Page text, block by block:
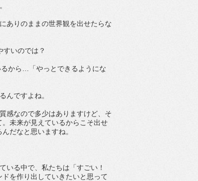
ありのままの世界観を出せたらな
すいのでは？
から…「やっとできるようにな
んですよね。
感なので多少はありますけど、そ
未来が見えているからこそ出せ
だなと思いますね。
いる中で、私たちは「すごい！
を作り出していきたいと思って